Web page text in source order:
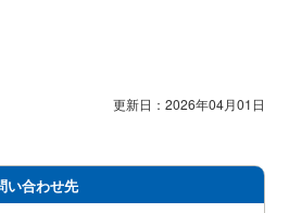
更新日：2026年04月01日
い合わせ先